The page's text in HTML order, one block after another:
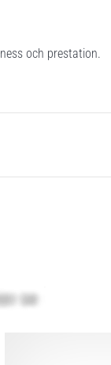
och prestation.